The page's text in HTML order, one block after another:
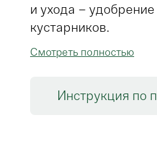
и ухода –
кустарников.
Биопрепарат
можжевельниками,
более точечного и
Смотреть полностью
Инструкция по